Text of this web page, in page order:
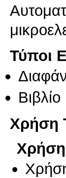
Τύποι
Βιβλίο
Χρήση
Χρήση